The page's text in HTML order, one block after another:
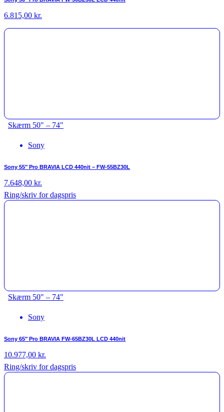
6.815,00 kr.
Skærm 50" – 74"
Sony
Sony 55″ Pro BRAVIA LCD 440nit – FW-55BZ30L
7.648,00 kr.
Ring/skriv for dagspris
Skærm 50" – 74"
Sony
Sony 65″ Pro BRAVIA FW-65BZ30L LCD 440nit
10.977,00 kr.
Ring/skriv for dagspris